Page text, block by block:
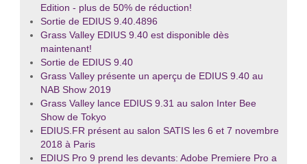
Edition - plus de 50% de réduction!
Sortie de EDIUS 9.40.4896
Grass Valley EDIUS 9.40 est disponible dès
maintenant!
Sortie de EDIUS 9.40
Grass Valley présente un aperçu de EDIUS 9.40 au
NAB Show 2019
Grass Valley lance EDIUS 9.31 au salon Inter Bee
Show de Tokyo
EDIUS.FR présent au salon SATIS les 6 et 7 novembre
2018 à Paris
EDIUS Pro 9 prend les devants: Adobe Premiere Pro a